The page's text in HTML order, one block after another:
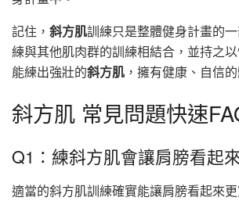
記住， 斜方肌訓練只是整體健身計畫的
練與其他肌肉群的訓練相結合，並持之
能練出強壯的斜方肌 ，擁有健康、自信的
斜方肌 常見問題快速
Q1：練斜方肌會讓肩膀看起
適當的斜方肌訓練確實能讓肩膀看起來